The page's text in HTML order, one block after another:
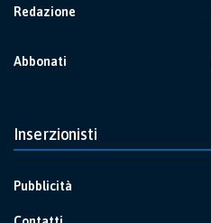
Redazione
Abbonati
Inserzionisti
Pubblicità